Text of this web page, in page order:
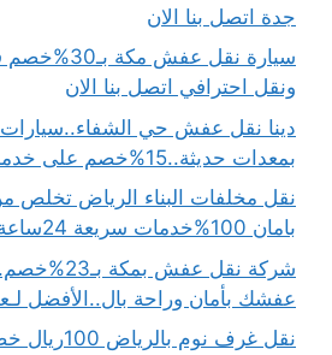
جدة اتصل بنا الان
سيارة نقل
ونقل احترافي اتصل بنا الان
دينا نقل عفش حي
بمعدات حديثة..15%خصم على خدمةالتغليف
نقل مخلفات البناء الرياض تخلص
بامان 100%خدمات سريعة 24ساعة
شركة نقل عفش
عفشك بأمان وراحة بال..الأفضل
نقل غرف نوم